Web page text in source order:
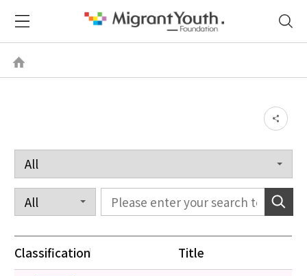
Classification Title